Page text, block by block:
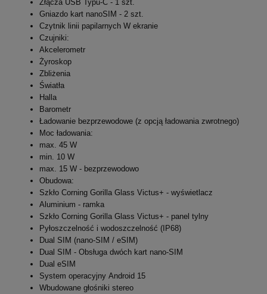
Złącza USB Typu-C - 1 szt.
Gniazdo kart nanoSIM - 2 szt.
Czytnik linii papilarnych W ekranie
Czujniki:
Akcelerometr
Żyroskop
Zbliżenia
Światła
Halla
Barometr
Ładowanie bezprzewodowe (z opcją ładowania zwrotnego)
Moc ładowania:
max. 45 W
min. 10 W
max. 15 W - bezprzewodowo
Obudowa:
Szkło Corning Gorilla Glass Victus+ - wyświetlacz
Aluminium - ramka
Szkło Corning Gorilla Glass Victus+ - panel tylny
Pyłoszczelność i wodoszczelność (IP68)
Dual SIM (nano-SIM / eSIM)
Dual SIM - Obsługa dwóch kart nano-SIM
Dual eSIM
System operacyjny Android 15
Wbudowane głośniki stereo